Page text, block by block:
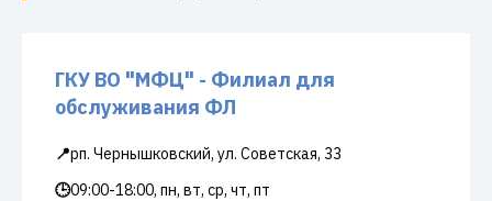
ГКУ ВО "МФЦ" - Филиал для
обслуживания ФЛ
📍рп. Чернышковский, ул. Советская, 33
🕒09:00-18:00, пн, вт, ср, чт, пт